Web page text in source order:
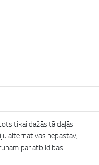
tikai dažās tā daļās
alternatīvas nepastāv,
par atbildības